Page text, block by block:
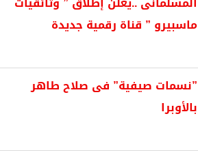
ماسبيرو ” قناة رقمية جديدة
”نسمات صيفية” فى صلاح طاهر
بالأوبرا